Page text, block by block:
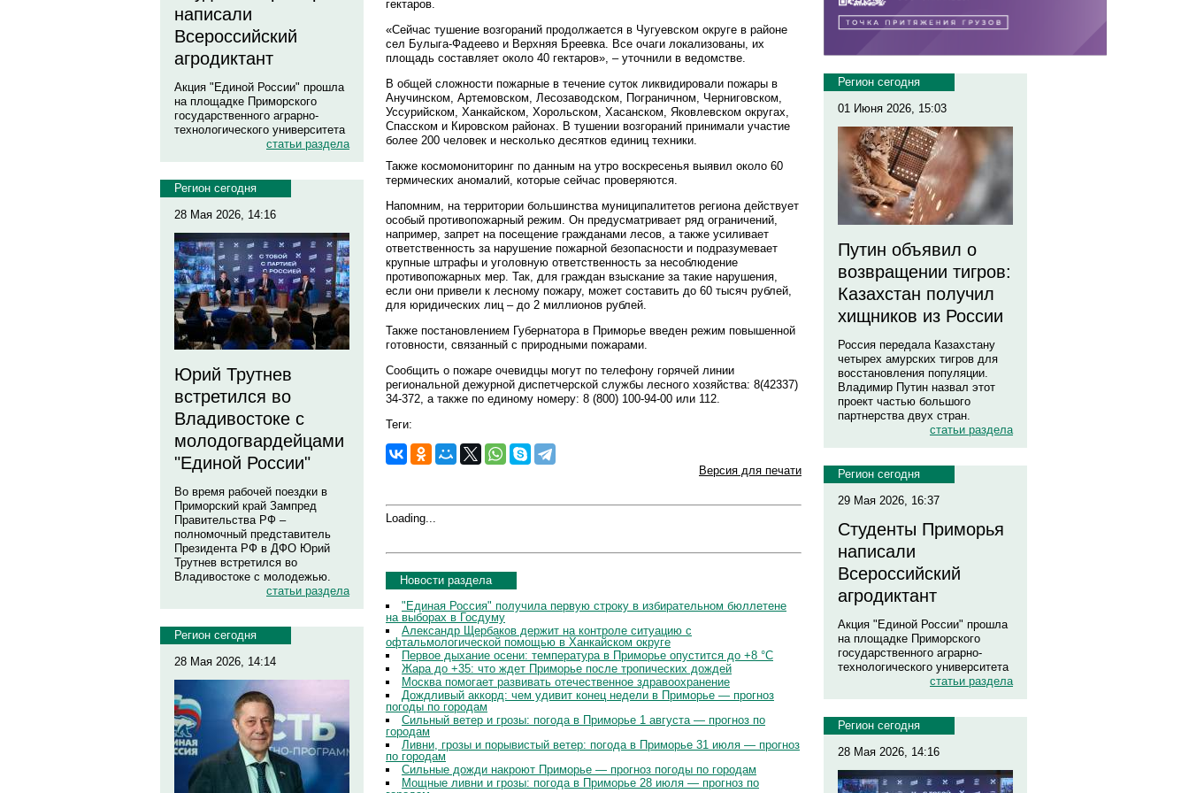
написали
Всероссийский
агродиктант
Акция "Единой России" прошла
на площадке Приморского
государственного аграрно-
технологического университета
статьи раздела
Регион сегодня
28 Мая 2026, 14:16
Юрий Трутнев
встретился во
Владивостоке с
молодогвардейцами
"Единой России"
Во время рабочей поездки в
Приморский край Зампред
Правительства РФ –
полномочный представитель
Президента РФ в ДФО Юрий
Трутнев встретился во
Владивостоке с молодежью.
статьи раздела
Регион сегодня
28 Мая 2026, 14:14
гектаров.
«Сейчас тушение возгораний продолжается в Чугуевском округе в районе
сел Булыга-Фадеево и Верхняя Бреевка. Все очаги локализованы, их
площадь составляет около 40 гектаров», – уточнили в ведомстве.
В общей сложности пожарные в течение суток ликвидировали пожары в
Анучинском, Артемовском, Лесозаводском, Пограничном, Черниговском,
Уссурийском, Ханкайском, Хорольском, Хасанском, Яковлевском округах,
Спасском и Кировском районах. В тушении возгораний принимали участие
более 200 человек и несколько десятков единиц техники.
Также космомониторинг по данным на утро воскресенья выявил около 60
термических аномалий, которые сейчас проверяются.
Напомним, на территории большинства муниципалитетов региона действует
особый противопожарный режим. Он предусматривает ряд ограничений,
например, запрет на посещение гражданами лесов, а также усиливает
ответственность за нарушение пожарной безопасности и подразумевает
крупные штрафы и уголовную ответственность за несоблюдение
противопожарных мер. Так, для граждан взыскание за такие нарушения,
если они привели к лесному пожару, может составить до 60 тысяч рублей,
для юридических лиц – до 2 миллионов рублей.
Также постановлением Губернатора в Приморье введен режим повышенной
готовности, связанный с природными пожарами.
Сообщить о пожаре очевидцы могут по телефону горячей линии
региональной дежурной диспетчерской службы лесного хозяйства: 8(42337)
34-372, а также по единому номеру: 8 (800) 100-94-00 или 112.
Теги:
Версия для печати
Loading...
Новости раздела
"Единая Россия" получила первую строку в избирательном бюллетене
на выборах в Госдуму
Александр Щербаков держит на контроле ситуацию с
офтальмологической помощью в Ханкайском округе
Первое дыхание осени: температура в Приморье опустится до +8 °C
Жара до +35: что ждет Приморье после тропических дождей
Москва помогает развивать отечественное здравоохранение
Дождливый аккорд: чем удивит конец недели в Приморье — прогноз
погоды по городам
Сильный ветер и грозы: погода в Приморье 1 августа — прогноз по
городам
Ливни, грозы и порывистый ветер: погода в Приморье 31 июля — прогноз
по городам
Сильные дожди накроют Приморье — прогноз погоды по городам
Мощные ливни и грозы: погода в Приморье 28 июля — прогноз по
Регион сегодня
01 Июня 2026, 15:03
Путин объявил о
возвращении тигров:
Казахстан получил
хищников из России
Россия передала Казахстану
четырех амурских тигров для
восстановления популяции.
Владимир Путин назвал этот
проект частью большого
партнерства двух стран.
статьи раздела
Регион сегодня
29 Мая 2026, 16:37
Студенты Приморья
написали
Всероссийский
агродиктант
Акция "Единой России" прошла
на площадке Приморского
государственного аграрно-
технологического университета
статьи раздела
Регион сегодня
28 Мая 2026, 14:16